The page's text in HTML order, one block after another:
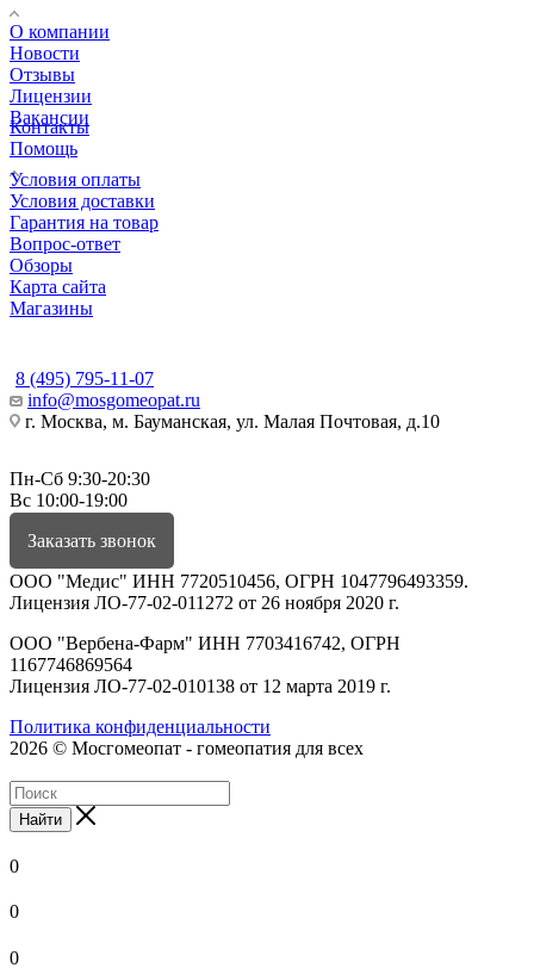
О компании
Новости
Отзывы
Лицензии
Вакансии
Контакты
Помощь
Условия оплаты
Условия доставки
Гарантия на товар
Вопрос-ответ
Обзоры
Карта сайта
Магазины
8 (495) 795-11-07
info@mosgomeopat.ru
г. Москва, м. Бауманская, ул. Малая Почтовая, д.10
Пн-Сб 9:30-20:30
Вс 10:00-19:00
Заказать звонок
ООО "Медис" ИНН 7720510456, ОГРН 1047796493359.
Лицензия ЛО-77-02-011272 от 26 ноября 2020 г.
ООО "Вербена-Фарм" ИНН 7703416742, ОГРН
1167746869564
Лицензия ЛО-77-02-010138 от 12 марта 2019 г.
Политика конфиденциальности
2026 © Мосгомеопат - гомеопатия для всех
Найти
0
0
0